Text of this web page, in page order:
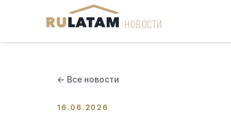
НОВОСТИ
← Все новости
16.06.2026